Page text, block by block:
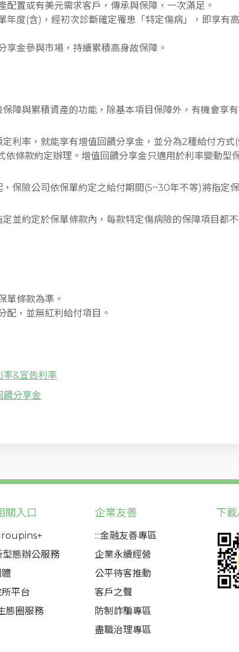
配置或有美元需求客戶，傳承與保障，一次滿足。
年度(含)，經初次診斷確定罹患「特定傷病」，即享有
金參與市場，持續累積高身故保障。
障與累積資產的功能，除基本項目保障外，有機會享
利率，就能享有增值回饋分享金，並分為2種給付方式
依條款約定辦理。增值回饋分享金只適用於利率變動型
保險公司依保單約定之給付期間(5~30年不等)將指定
並約定於保單條款內，每款特定傷病險的保障項目都不
單條款為準。
，並無紅利給付項目。
率&宣告利率
分享金
關入口
態辦公服務
平台
態圈服務
企業友善
:::金融友善專區
企業永續經營
公平待客推動
客戶之聲
防制詐騙專區
盡職治理專區
下